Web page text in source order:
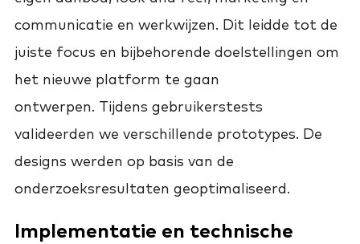
communicatie en werkwijzen. Dit leidde tot de
juiste focus en bijbehorende doelstellingen om
het nieuwe platform te gaan
ontwerpen. Tijdens gebruikerstests
valideerden we verschillende prototypes. De
designs werden op basis van de
onderzoeksresultaten geoptimaliseerd.
Implementatie en technische